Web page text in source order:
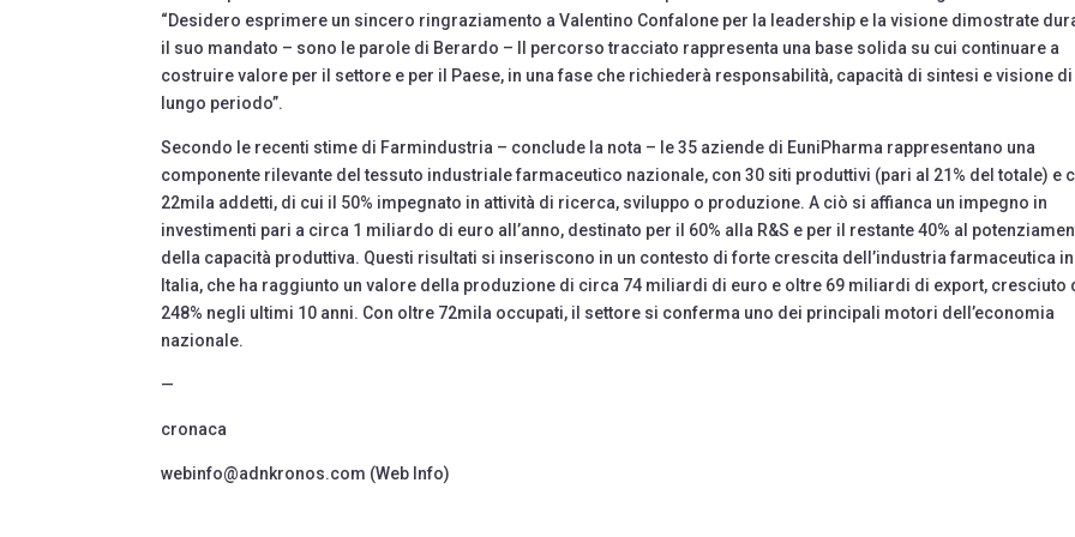
“Desidero esprimere un sincero ringraziamento a Valentino Confalone per la leadership e la visione dimostrate
il suo mandato – sono le parole di Berardo – Il percorso tracciato rappresenta una base solida su cui continuare a
costruire valore per il settore e per il Paese, in una fase che richiederà responsabilità, capacità di sintesi e visione di
lungo periodo”.
Secondo le recenti stime di Farmindustria – conclude la nota – le 35 aziende di EuniPharma rappresentano una
componente rilevante del tessuto industriale farmaceutico nazionale, con 30 siti produttivi (pari al 21% del totale) e
22mila addetti, di cui il 50% impegnato in attività di ricerca, sviluppo o produzione. A ciò si affianca un impegno in
investimenti pari a circa 1 miliardo di euro all’anno, destinato per il 60% alla R&S e per il restante 40% al
della capacità produttiva. Questi risultati si inseriscono in un contesto di forte crescita dell’industria farmaceutica in
Italia, che ha raggiunto un valore della produzione di circa 74 miliardi di euro e oltre 69 miliardi di export, cresciuto
248% negli ultimi 10 anni. Con oltre 72mila occupati, il settore si conferma uno dei principali motori dell’economia
nazionale.
—
cronaca
webinfo@adnkronos.com (Web Info)